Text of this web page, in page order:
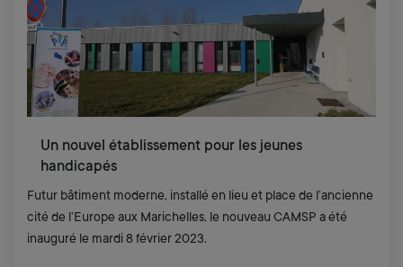
Un nouvel établissement pour les jeunes
handicapés
Futur bâtiment moderne, installé en lieu et place de l’ancienne
cité de l’Europe aux Marichelles, le nouveau CAMSP a été
inauguré le mardi 8 février 2023.